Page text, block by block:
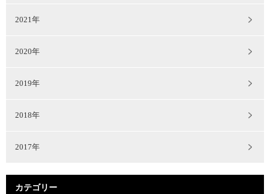
2021年
2020年
2019年
2018年
2017年
カテゴリー